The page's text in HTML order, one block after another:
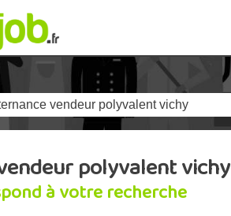
polyvalent vichy
à votre recherche